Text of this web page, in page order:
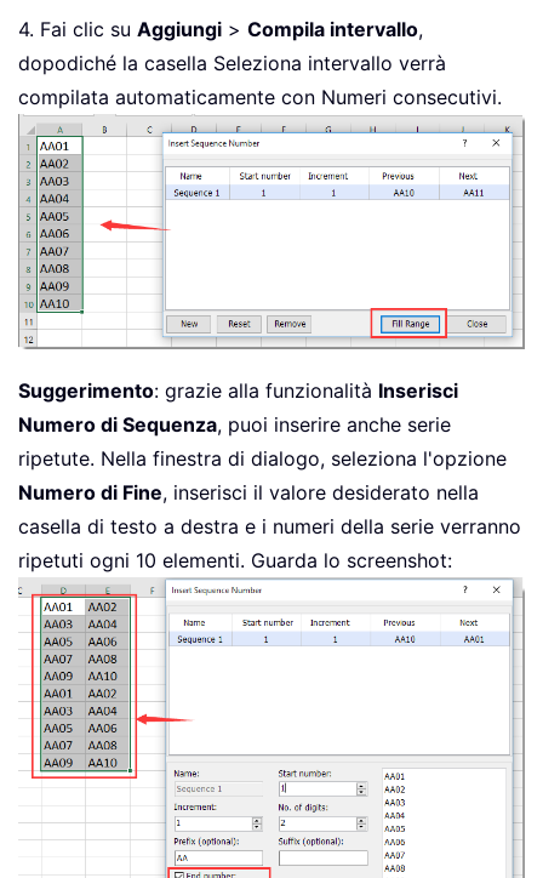
4. Fai clic su Aggiungi > Compila intervallo,
dopodiché la casella Seleziona intervallo verrà
compilata automaticamente con Numeri consecutivi.
Suggerimento: grazie alla funzionalità Inserisci
Numero di Sequenza, puoi inserire anche serie
ripetute. Nella finestra di dialogo, seleziona l'opzione
Numero di Fine, inserisci il valore desiderato nella
casella di testo a destra e i numeri della serie verranno
ripetuti ogni 10 elementi. Guarda lo screenshot: